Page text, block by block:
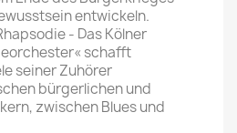
entwickeln.
- Das Kölner
schafft
seiner Zuhörer
bürgerlichen und
zwischen Blues und